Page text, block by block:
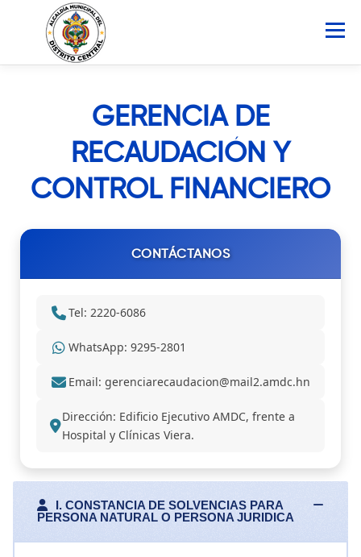
Menú
ATLAS MUNICIPAL COCOIN
Buscar:
GERENCIA DE
RECAUDACIÓN Y
CONTROL FINANCIERO
CONTÁCTANOS
Tel: 2220-6086
WhatsApp: 9295-2801
Email: gerenciarecaudacion@mail2.amdc.hn
Dirección: Edificio Ejecutivo AMDC, frente a
Hospital y Clínicas Viera.
I. CONSTANCIA DE SOLVENCIAS PARA
PERSONA NATURAL O PERSONA JURIDICA